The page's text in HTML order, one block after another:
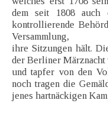
dem seit 1808 auch
kontrollierende
Versammlung,
ihre Sitzungen hält.
der Berliner Märznacht
und tapfer von den
noch tragen die
jenes hartnäckigen